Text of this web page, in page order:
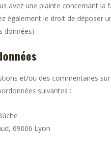
avez une plainte concernant
également le droit de déposer
données).
et/ou des commentaires
suivantes :
69006 Lyon